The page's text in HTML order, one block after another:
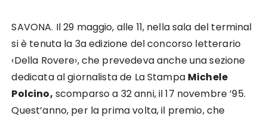
SAVONA. Il 29 maggio, alle 11, nella sala del terminal
si è tenuta la 3a edizione del concorso letterario
‹Della Rovere›, che prevedeva anche una sezione
dedicata al giornalista de La Stampa Michele
Polcino, scomparso a 32 anni, il 17 novembre ’95.
Quest’anno, per la prima volta, il premio, che